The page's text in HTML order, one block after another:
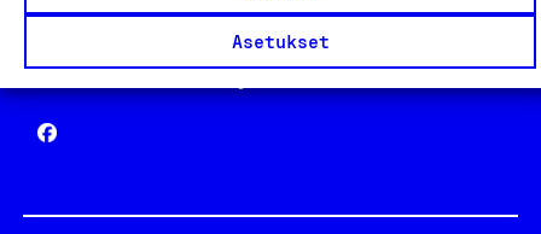
Asetukset
Yhteiskunnallinen Yritys -merkki